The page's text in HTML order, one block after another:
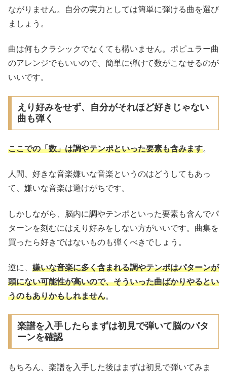
ながりません。自分の実力としては簡単に弾ける曲を選び
ましょう。
曲は何もクラシックでなくても構いません。ポピュラー曲
のアレンジでもいいので、簡単に弾けて数がこなせるのが
いいです。
えり好みをせず、自分がそれほど好きじゃない
曲も弾く
ここでの「数」は調やテンポといった要素も含みます。
人間、好きな音楽嫌いな音楽というのはどうしてもあっ
て、嫌いな音楽は避けがちです。
しかしながら、脳内に調やテンポといった要素も含んでパ
ターンを刻むにはえり好みをしない方がいいです。曲集を
買ったら好きではないものも弾くべきでしょう。
逆に、 嫌いな音楽に多く含まれる調やテンポはパターンが
頭にない可能性が高いので、そういった曲ばかりやるとい
うのもありかもしれません。
楽譜を入手したらまずは初見で弾いて脳のパタ
ーンを確認
もちろん、楽譜を入手した後はまずは初見で弾いてみま